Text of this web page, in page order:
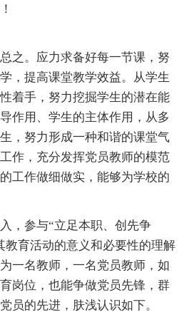
之。应力求备好每一节课，努
，提高课堂教学效益。从学生
着手，努力挖掘学生的潜在能
作用、学生的主体作用，从多
，努力形成一种和谐的课堂气
作，充分发挥党员教师的模范
工作做细做实，能够为学校的
，参与“立足本职、创先争
教育活动的意义和必要性的理解
一名教师，一名党员教师，如
岗位，也能争做党员先锋，群
员的先进，肤浅认识如下。